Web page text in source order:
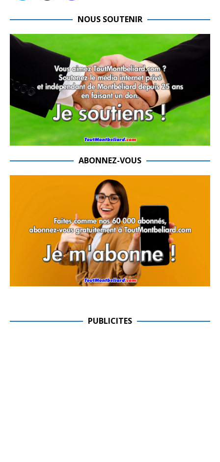
NOUS SOUTENIR
ABONNEZ-VOUS
PUBLICITES